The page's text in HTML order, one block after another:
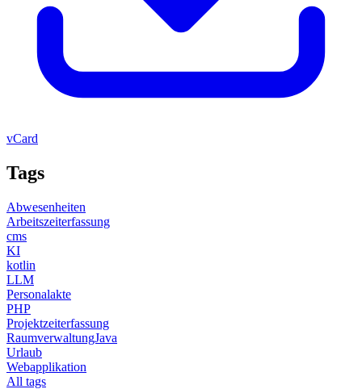
vCard
Tags
Abwesenheiten
Arbeitszeiterfassung
cms
KI
kotlin
LLM
Personalakte
PHP
Projektzeiterfassung
RaumverwaltungJava
Urlaub
Webapplikation
All tags